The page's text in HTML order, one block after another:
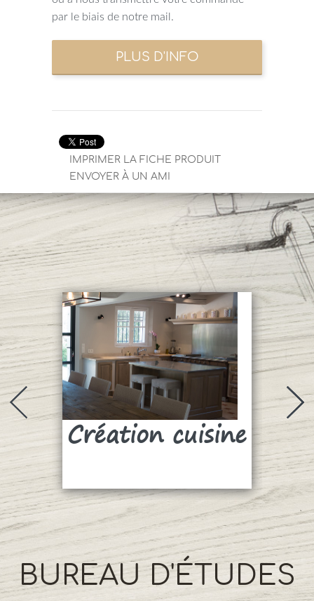
par le biais de notre mail.
IMPRIMER LA FICHE PRODUIT
ENVOYER À UN AMI
Création cuisine
BUREAU D'ÉTUDES